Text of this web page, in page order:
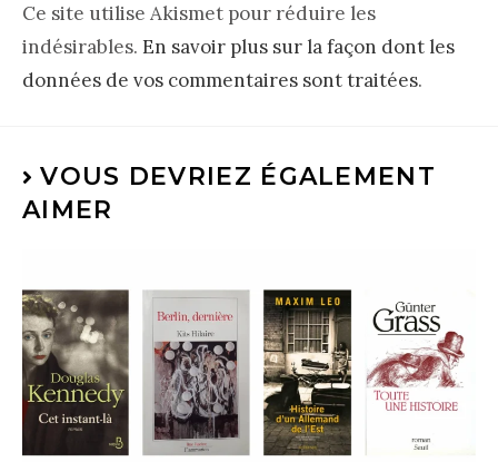
Ce site utilise Akismet pour réduire les
indésirables. En savoir plus sur la façon dont les
données de vos commentaires sont traitées.
VOUS DEVRIEZ ÉGALEMENT
AIMER